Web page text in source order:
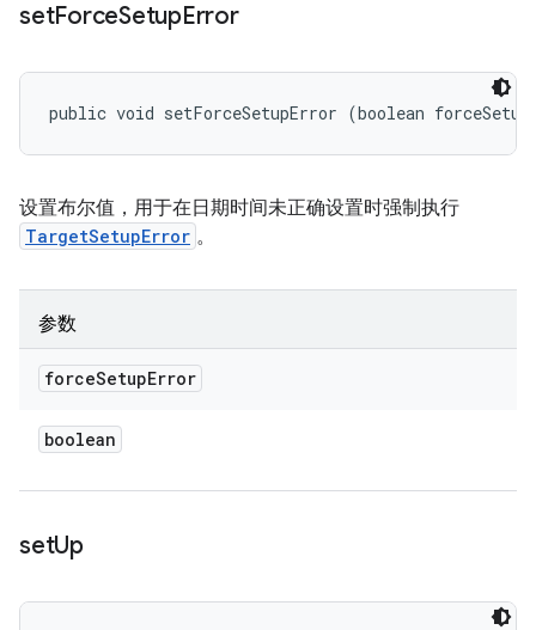
setForceSetupError
public void setForceSetupError (boolean
设置布尔值，用于在日期时间未正确设置时强制执行
TargetSetupError 。
参数
forceSetupError
boolean
setUp